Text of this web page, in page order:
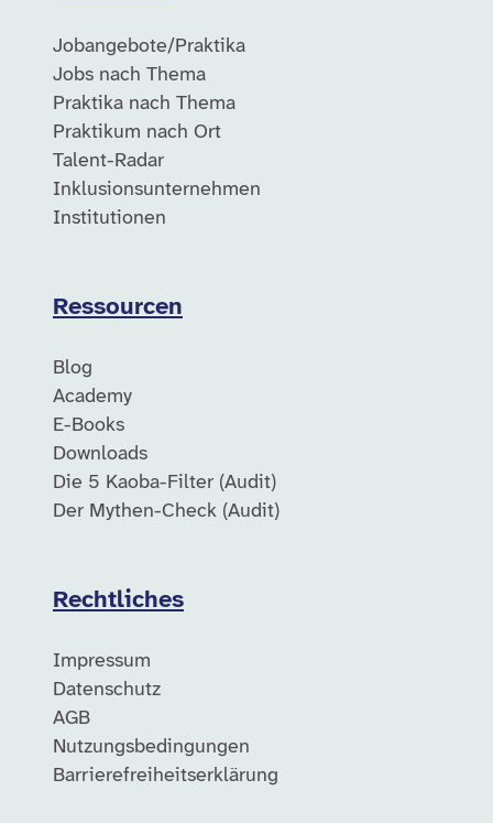
Jobangebote/Praktika
Jobs nach Thema
Praktika nach Thema
Praktikum nach Ort
Talent-Radar
Inklusionsunternehmen
Institutionen
Ressourcen
Blog
Academy
E-Books
Downloads
Die 5 Kaoba-Filter (Audit)
Der Mythen-Check (Audit)
Rechtliches
Impressum
Datenschutz
AGB
Nutzungsbedingungen
Barrierefreiheitserklärung